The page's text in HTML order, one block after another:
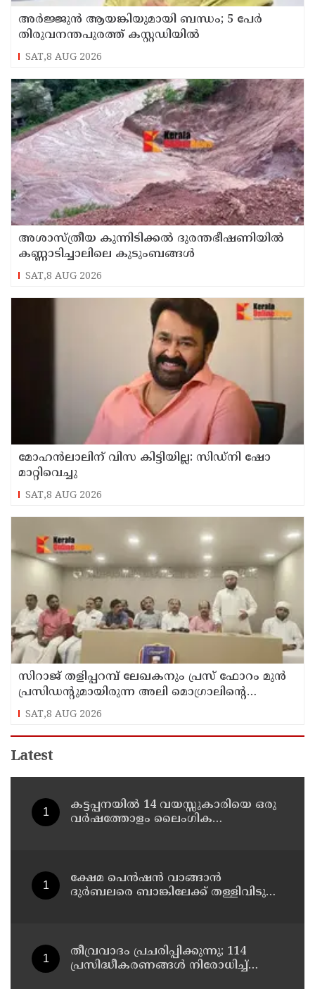
അർജ്ജുൻ ആയങ്കിയുമായി ബന്ധം; 5 പേർ
തിരുവനന്തപുരത്ത് കസ്റ്റഡിയിൽ
SAT,8 AUG 2026
അശാസ്ത്രീയ കുന്നിടിക്കൽ ദുരന്തഭീഷണിയിൽ
കണ്ണാടിച്ചാലിലെ കുടുംബങ്ങൾ
SAT,8 AUG 2026
മോഹൻലാലിന് വിസ കിട്ടിയില്ല: സിഡ്നി ഷോ
മാറ്റിവെച്ചു
SAT,8 AUG 2026
സിറാജ് തളിപ്പറമ്പ് ലേഖകനും പ്രസ് ഫോറം മുൻ
പ്രസിഡൻ്റുമായിരുന്ന അലി മൊഗ്രാലിൻ്റെ
വിയോഗത്തിൽ സർവ്വകക്ഷി അനുസ്മരണം
നടത്തി
SAT,8 AUG 2026
Latest
കട്ടപ്പനയില്‍ 14 വയസ്സുകാരിയെ ഒരു
വര്‍ഷത്തോളം ലൈംഗിക
ക്ഷേമ പെന്‍ഷന്‍ വാങ്ങാന്‍
ദുര്‍ബലരെ ബാങ്കിലേക്ക് തള്ളിവിടുന്ന
ദുരിതത്തിലാക്കണോ?
തീവ്രവാദം പ്രചരിപ്പിക്കുന്നു; 114
പ്രസിദ്ധീകരണങ്ങൾ നിരോധിച്ച്